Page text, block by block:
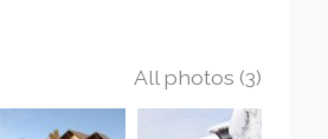
All photos (3)